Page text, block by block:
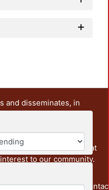
and disseminates, in
teaching and research
It also includes some
documents from the
other institutions that
to our community.
Send